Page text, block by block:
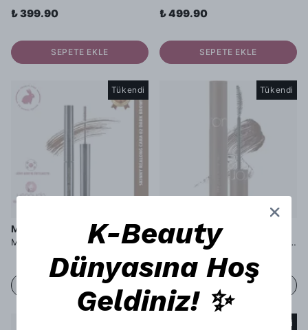
₺ 399.90
SEPETE EKLE
₺ 499.90
SEPETE EKLE
Tükendi
MERYTHOD
Merythod Skinny Realong Cara 02 Dark Brown - Topaklanma Yapmayan ve Suya Dayanıklı İnce Fırçalı Koyu Kahverengi Maskara
STOKTA YOK
Tükendi
ROMAND
Rom&nd Han All Fix Mascara Long Hazel - Maskara
STOKTA YOK
Tükendi
K-Beauty
Dünyasına Hoş
Geldiniz! ✨